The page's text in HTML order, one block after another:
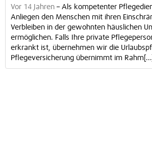
Vor 14 Jahren – Als kompetenter
Anliegen den Menschen mit ihren
Verbleiben in der gewohnten häuslichen
ermöglichen. Falls Ihre private
erkrankt ist, übernehmen wir die
Pflegeversicherung übernimmt im Rahm[...]